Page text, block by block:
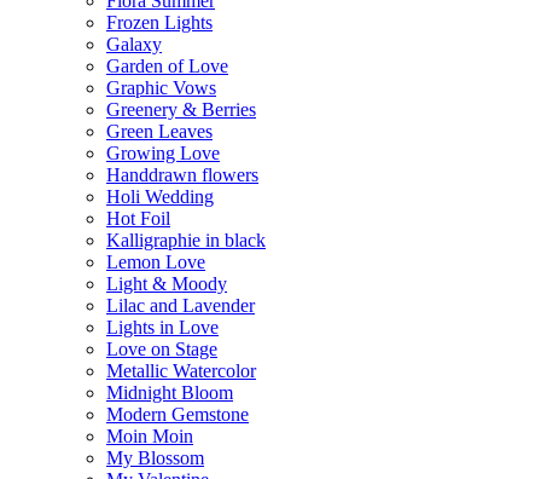
Frozen Lights
Galaxy
Garden of Love
Graphic Vows
Greenery & Berries
Green Leaves
Growing Love
Handdrawn flowers
Holi Wedding
Hot Foil
Kalligraphie in black
Lemon Love
Light & Moody
Lilac and Lavender
Lights in Love
Love on Stage
Metallic Watercolor
Midnight Bloom
Modern Gemstone
Moin Moin
My Blossom